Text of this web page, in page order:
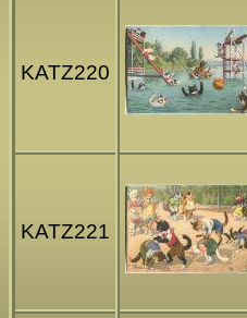
KATZ220
KATZ221